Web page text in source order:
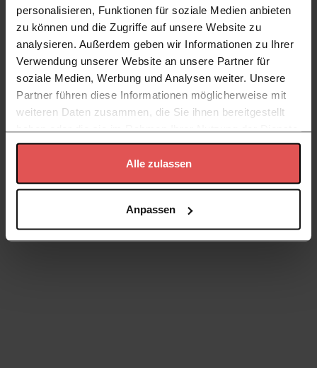
personalisieren, Funktionen für soziale Medien anbieten
zu können und die Zugriffe auf unsere Website zu
analysieren. Außerdem geben wir Informationen zu Ihrer
Verwendung unserer Website an unsere Partner für
soziale Medien, Werbung und Analysen weiter. Unsere
Partner führen diese Informationen möglicherweise mit
weiteren Daten zusammen, die Sie ihnen bereitgestellt
haben oder die sie im Rahmen Ihrer Nutzung der Dienste
gesammelt haben.
Datenschutzerklärung
Alle zulassen
Anpassen